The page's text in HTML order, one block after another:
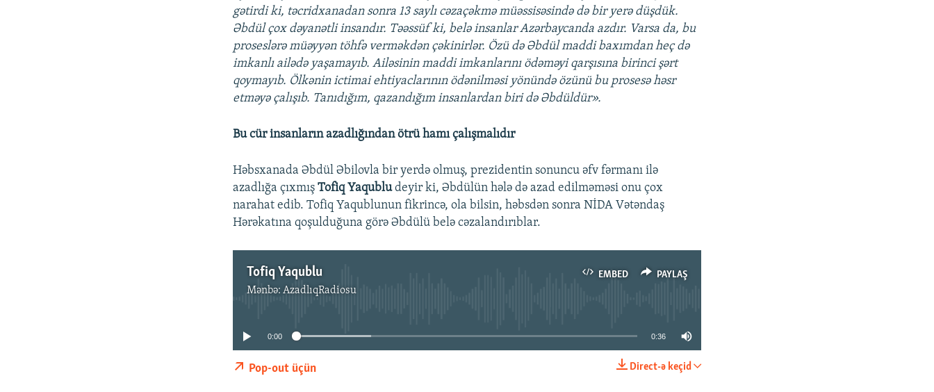
gətirdi ki, təcridxanadan sonra 13 saylı cəzaçəkmə müəssisəsində də bir yerə düşdük.
Əbdül çox dəyanətli insandır. Təəssüf ki, belə insanlar Azərbaycanda azdır. Varsa da, bu
proseslərə müəyyən töhfə verməkdən çəkinirlər. Özü də Əbdül maddi baxımdan heç də
imkanlı ailədə yaşamayıb. Ailəsinin maddi imkanlarını ödəməyi qarşısına birinci şərt
qoymayıb. Ölkənin ictimai ehtiyaclarının ödənilməsi yönündə özünü bu prosesə həsr
etməyə çalışıb. Tanıdığım, qazandığım insanlardan biri də Əbdüldür».
Bu cür insanların azadlığından ötrü hamı çalışmalıdır
Həbsxanada Əbdül Əbilovla bir yerdə olmuş, prezidentin sonuncu əfv fərmanı ilə
azadlığa çıxmışTofiq Yaqubludeyir ki, Əbdülün hələ də azad edilməməsi onu çox
narahat edib. Tofiq Yaqublunun fikrincə, ola bilsin, həbsdən sonra NİDA Vətəndaş
Hərəkatına qoşulduğuna görə Əbdülü belə cəzalandırıblar.
EMBED PAYLAŞ
Tofiq Yaqublu
Mənbə:AzadlıqRadiosu
0:00 0:36
Direct-ə keçid
Pop-out üçün